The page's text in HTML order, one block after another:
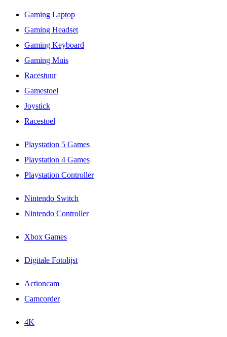
Gaming Laptop
Gaming Headset
Gaming Keyboard
Gaming Muis
Racestuur
Gamestoel
Joystick
Racestoel
Playstation 5 Games
Playstation 4 Games
Playstation Controller
Nintendo Switch
Nintendo Controller
Xbox Games
Digitale Fotolijst
Actioncam
Camcorder
4K